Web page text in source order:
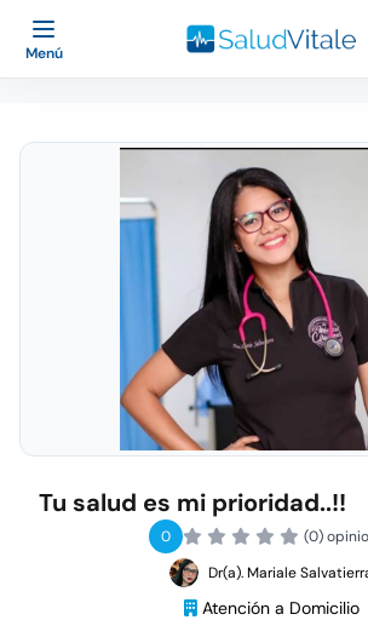
Menú
Tu salud es mi prioridad..!!
0
(0)
Dr(a). Mariale
Atención a Domicilio